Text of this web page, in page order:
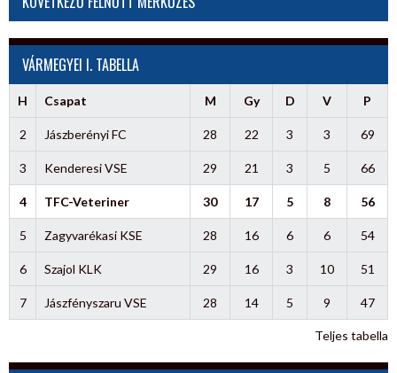
VÁRMEGYEI I. TABELLA
H Csapat M Gy D V P
2 Jászberényi FC 28 22 3 3 69
3 Kenderesi VSE 29 21 3 5 66
4 TFC-Veteriner 30 17 5 8 56
5 Zagyvarékasi KSE 28 16 6 6 54
6 Szajol KLK 29 16 3 10 51
7 Jászfényszaru VSE 28 14 5 9 47
Teljes tabella